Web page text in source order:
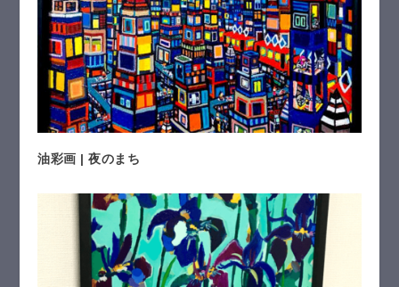
油彩画 | 夜のまち